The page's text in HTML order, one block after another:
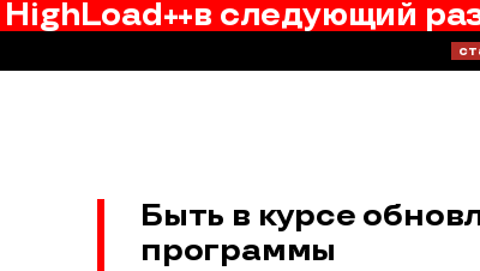
HighLoad++в следующий
Быть в курсе
программы